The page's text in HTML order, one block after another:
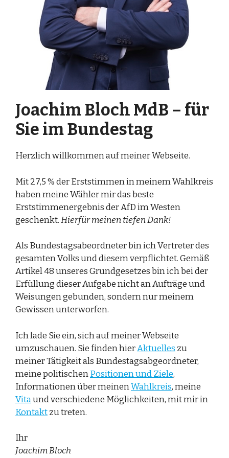
Joachim Bloch MdB – für
Sie im Bundestag
Herzlich willkommen auf meiner Webseite.
Mit 27,5 % der Erststimmen in meinem Wahlkreis
haben meine Wähler mir das beste
Erststimmenergebnis der AfD im Westen
geschenkt.Hierfür meinen tiefen Dank!
Als Bundestagsabeordneter bin ich Vertreter des
gesamten Volks und diesem verpflichtet. Gemäß
Artikel 48 unseres Grundgesetzes bin ich bei der
Erfüllung dieser Aufgabe nicht an Aufträge und
Weisungen gebunden, sondern nur meinem
Gewissen unterworfen.
Ich lade Sie ein, sich auf meiner Webseite
umzuschauen. Sie finden hierAktuelles zu
meiner Tätigkeit als Bundestagsabgeordneter,
meine politischenPositionen und Ziele,
Informationen über meinenWahlkreis, meine
Vitaund verschiedene Möglichkeiten, mit mir in
Kontaktzu treten.
Ihr
Joachim Bloch